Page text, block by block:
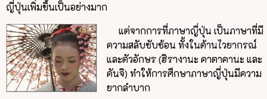
ญี่ปุ่นเพิ่มขึ้นเป็นอย่างมาก
แต่จากการที่ภาษาญี่ปุ่น เป็นภาษาที่มี
ความสลับซับซ้อน ทั้งในด้านไวยากรณ์
และตัวอักษร (ฮิรางานะ คาตาคานะ และ
คันจิ) ทำให้การศึกษาภาษาญี่ปุ่นมีความ
ยากลำบาก